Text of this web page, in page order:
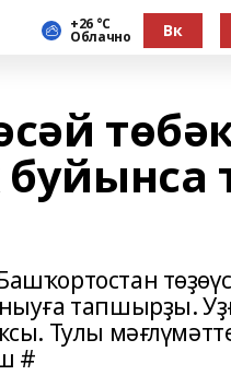
+26 °С
Облачно Вк
тапшырҙы.
Тулы
#